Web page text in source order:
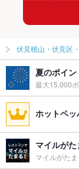
伏見桃山・伏見区
夏のポイ
最大15,000
ホットペ
マイルがた
マイルがた